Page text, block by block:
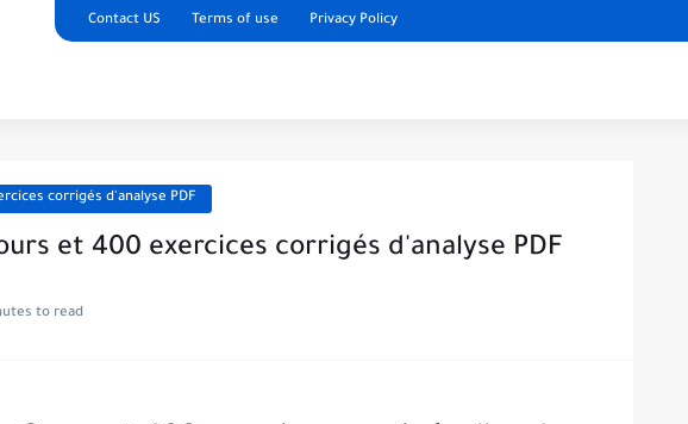
Contact US Terms of use Privacy Policy
corrigés d'analyse PDF
et 400 exercices corrigés d'analyse PDF
to read